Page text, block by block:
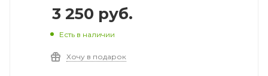
3 250 руб.
Есть в наличии
Хочу в подарок